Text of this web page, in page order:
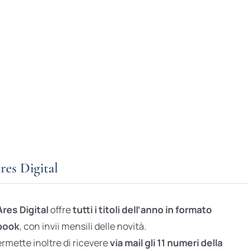
Digital
Digitaloffretutti i titoli dell’anno in formato
, con invii mensili delle novità.
inoltre di riceverevia mail gli 11 numeri della